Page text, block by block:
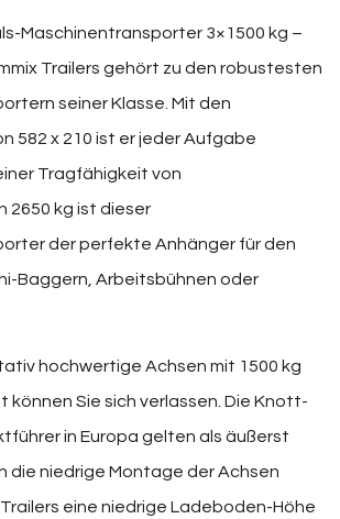
Maschinentransporter 3×1500 kg –
Trailers gehört zu den robustesten
seiner Klasse. Mit den
582 x 210 ist er jeder Aufgabe
Tragfähigkeit von
2650 kg ist dieser
der perfekte Anhänger für den
Baggern, Arbeitsbühnen oder
hochwertige Achsen mit 1500 kg
können Sie sich verlassen. Die Knott-
in Europa gelten als äußerst
die niedrige Montage der Achsen
eine niedrige Ladeboden-Höhe